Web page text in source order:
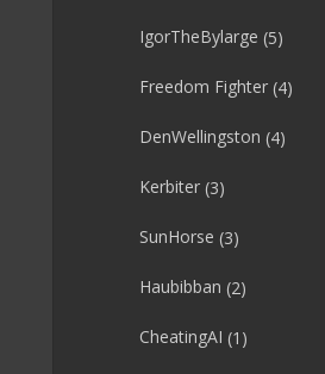
IgorTheBylarge (5)
Freedom Fighter (4)
DenWellingston (4)
Kerbiter (3)
SunHorse (3)
Haubibban (2)
CheatingAI (1)